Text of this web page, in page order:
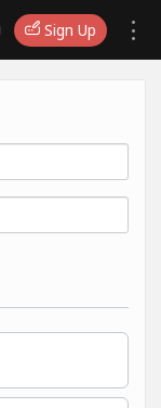
Sign Up